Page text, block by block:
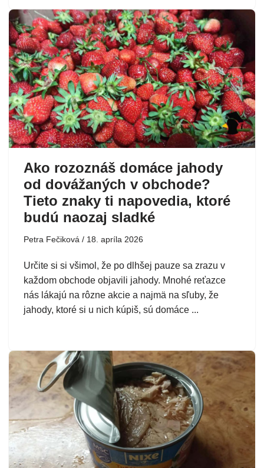
Ako rozoznáš domáce jahody
od dovážaných v obchode?
Tieto znaky ti napovedia, ktoré
budú naozaj sladké
Petra Fečiková 18. apríla 2026
Určite si si všimol, že po dlhšej pauze sa zrazu v
každom obchode objavili jahody. Mnohé reťazce
nás lákajú na rôzne akcie a najmä na sľuby, že
jahody, ktoré si u nich kúpiš, sú domáce ...